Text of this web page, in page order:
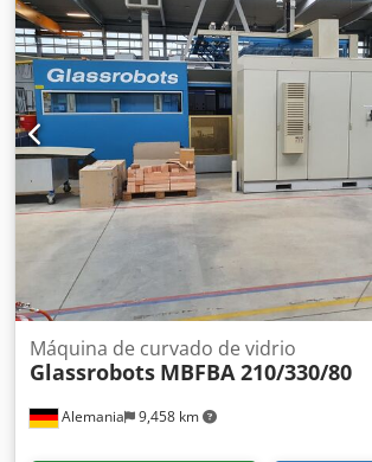
dispensador de butilo de 7 kg. c) TMPB
dos componentes. d) F-200, refrigerador.
para cortar perfiles. f) SM 25, máquina
perfiles. g) R.T.M., mesa giratoria. h)
Cjdpfx Ahszgu Rhe Ujrf
Alemania 9,458 km
Máquina de curvado de vidrio
Glassrobots MBFBA 210/330/80